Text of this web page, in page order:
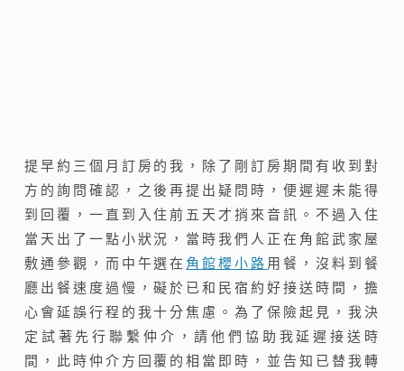
提早約三個月訂房的我，除了剛訂房期間有收到對
方的詢問確認，之後再提出疑問時，便遲遲未能得
到回覆，一直到入住前五天才捎來音訊。不過入住
當天出了一點小狀況，當時我們人正在角館武家屋
敷通參觀，而中午選在 角館櫻小路 用餐，沒料到餐
廳出餐速度過慢，礙於已和民宿約好接送時間，擔
心會延誤行程的我十分焦慮。為了保險起見，我決
定試著先行聯繫仲介，請他們協助我延遲接送時
間，此時仲介方回覆的相當即時，並告知已替我轉